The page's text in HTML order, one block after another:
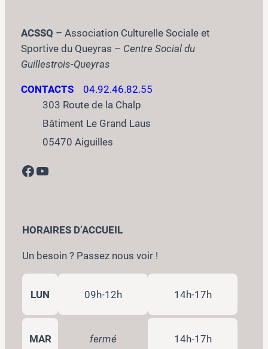
ACSSQ – Association Culturelle Sociale et
Sportive du Queyras – Centre Social du
Guillestrois-Queyras
CONTACTS
04.92.46.82.55
303 Route de la Chalp
Bâtiment Le Grand Laus
05470 Aiguilles
Facebook YouTube
HORAIRES D’ACCUEIL
Un besoin ? Passez nous voir !
LUN 09h-12h 14h-17h
MAR fermé 14h-17h